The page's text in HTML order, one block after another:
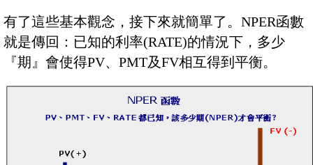
有了這些基本觀念，接下來就簡單了。NPER函數
就是傳回：已知的利率(RATE)的情況下，多少
『期』會使得PV、PMT及FV相互得到平衡。